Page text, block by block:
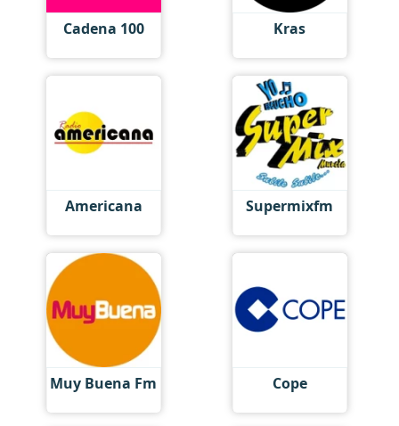
Cadena 100 Kras
Americana Supermixfm
Muy Buena Fm Cope